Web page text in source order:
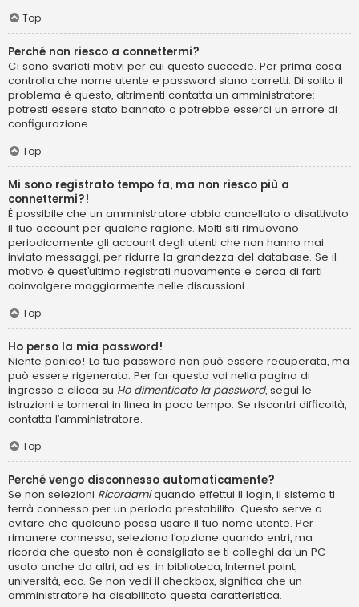
Top
Perché non riesco a connettermi?
Ci sono svariati motivi per cui questo succede. Per prima cosa
controlla che nome utente e password siano corretti. Di solito il
problema è questo, altrimenti contatta un amministratore:
potresti essere stato bannato o potrebbe esserci un errore di
configurazione.
Top
Mi sono registrato tempo fa, ma non riesco più a
connettermi?!
È possibile che un amministratore abbia cancellato o disattivato
il tuo account per qualche ragione. Molti siti rimuovono
periodicamente gli account degli utenti che non hanno mai
inviato messaggi, per ridurre la grandezza del database. Se il
motivo è quest’ultimo registrati nuovamente e cerca di farti
coinvolgere maggiormente nelle discussioni.
Top
Ho perso la mia password!
Niente panico! La tua password non può essere recuperata, ma
può essere rigenerata. Per far questo vai nella pagina di
ingresso e clicca su Ho dimenticato la password, segui le
istruzioni e tornerai in linea in poco tempo. Se riscontri difficoltà,
contatta l’amministratore.
Top
Perché vengo disconnesso automaticamente?
Se non selezioni Ricordamiquando effettui il login, il sistema ti
terrà connesso per un periodo prestabilito. Questo serve a
evitare che qualcuno possa usare il tuo nome utente. Per
rimanere connesso, seleziona l’opzione quando entri, ma
ricorda che questo non è consigliato se ti colleghi da un PC
usato anche da altri, ad es. in biblioteca, Internet point,
università, ecc. Se non vedi il checkbox, significa che un
amministratore ha disabilitato questa caratteristica.